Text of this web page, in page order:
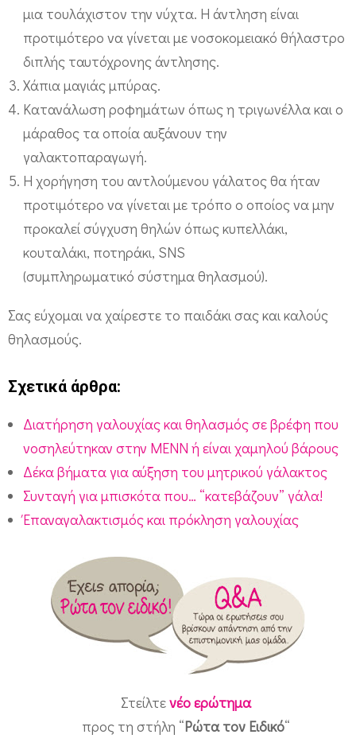
σ
Μ
μια τουλάχιστον την νύχτα. Η άντληση είναι
προτιμότερο να γίνεται με νοσοκομειακό θήλαστρο
διπλής ταυτόχρονης άντλησης.
Χάπια μαγιάς μπύρας.
Κατανάλωση ροφημάτων όπως η τριγωνέλλα και ο
μάραθος τα οποία αυξάνουν την
γαλακτοπαραγωγή.
Η χορήγηση του αντλούμενου γάλατος θα ήταν
προτιμότερο να γίνεται με τρόπο ο οποίος να μην
προκαλεί σύγχυση θηλών όπως κυπελλάκι,
κουταλάκι, ποτηράκι, SNS
(συμπληρωματικό σύστημα θηλασμού).
Σας εύχομαι να χαίρεστε το παιδάκι σας και καλούς
θηλασμούς.
Σχετικά άρθρα:
Διατήρηση γαλουχίας και θηλασμός σε βρέφη που
νοσηλεύτηκαν στην ΜΕΝΝ ή είναι χαμηλού βάρους
Δέκα βήματα για αύξηση του μητρικού γάλακτος
Συνταγή για μπισκότα που… “κατεβάζουν” γάλα!
Έπαναγαλακτισμός και πρόκληση γαλουχίας
Στείλτενέο ερώτημα
προς τη στήλη “Ρώτα τον Ειδικό“